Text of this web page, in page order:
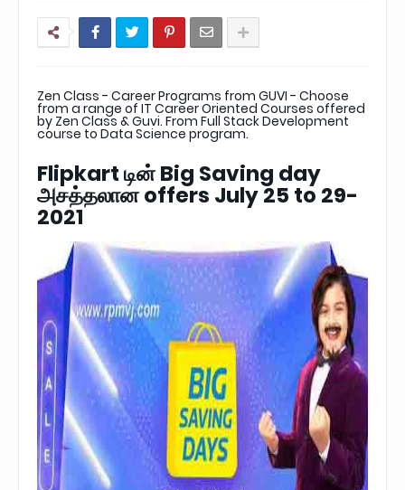
Zen Class - Career Programs from GUVI - Choose
from a range of IT Career Oriented Courses offered
by Zen Class & Guvi. From Full Stack Development
course to Data Science program.
Flipkart டின் Big Saving day
அசத்தலான offers July 25 to 29-
2021